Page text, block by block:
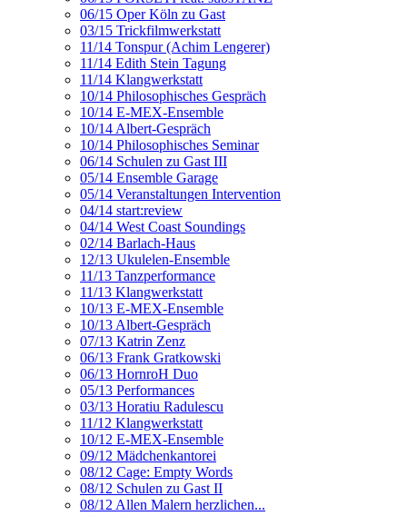
06/15 Oper Köln zu Gast
03/15 Trickfilmwerkstatt
11/14 Tonspur (Achim Lengerer)
11/14 Edith Stein Tagung
11/14 Klangwerkstatt
10/14 Philosophisches Gespräch
10/14 E-MEX-Ensemble
10/14 Albert-Gespräch
10/14 Philosophisches Seminar
06/14 Schulen zu Gast III
05/14 Ensemble Garage
05/14 Veranstaltungen Intervention
04/14 start:review
04/14 West Coast Soundings
02/14 Barlach-Haus
12/13 Ukulelen-Ensemble
11/13 Tanzperformance
11/13 Klangwerkstatt
10/13 E-MEX-Ensemble
10/13 Albert-Gespräch
07/13 Katrin Zenz
06/13 Frank Gratkowski
06/13 HornroH Duo
05/13 Performances
03/13 Horatiu Radulescu
11/12 Klangwerkstatt
10/12 E-MEX-Ensemble
09/12 Mädchenkantorei
08/12 Cage: Empty Words
08/12 Schulen zu Gast II
08/12 Allen Malern herzlichen...